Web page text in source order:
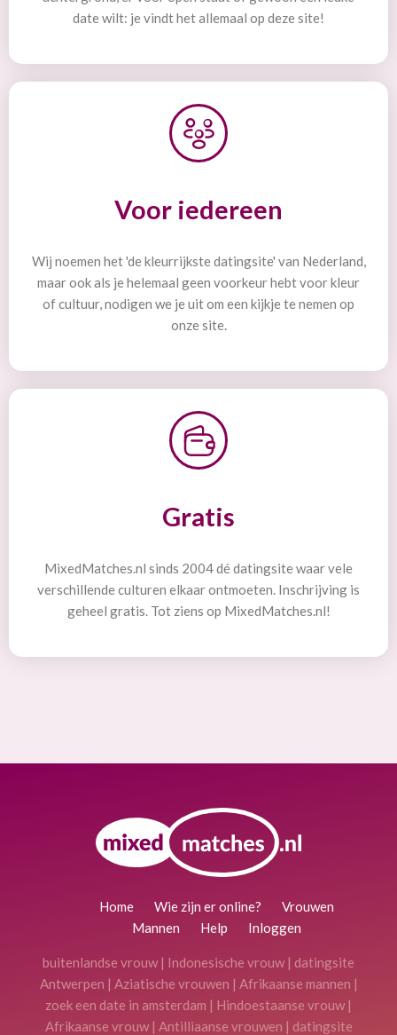
date wilt: je vindt het allemaal op deze site!
Voor iedereen
Wij noemen het 'de kleurrijkste datingsite' van Nederland,
maar ook als je helemaal geen voorkeur hebt voor kleur
of cultuur, nodigen we je uit om een kijkje te nemen op
onze site.
Gratis
MixedMatches.nl sinds 2004 dé datingsite waar vele
verschillende culturen elkaar ontmoeten. Inschrijving is
geheel gratis. Tot ziens op MixedMatches.nl!
Home Wie zijn er online?
Vrouwen
Mannen
Help Inloggen
buitenlandse vrouw | Indonesische vrouw | datingsite
Antwerpen | Aziatische vrouwen | Afrikaanse mannen |
zoek een date in amsterdam | Hindoestaanse vrouw |
Afrikaanse vrouw | Antilliaanse vrouwen | datingsite